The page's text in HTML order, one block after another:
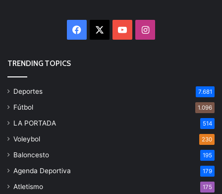
Facebook YouTubeInstagram
TRENDING TOPICS
Deportes 7.681
Fútbol 1.096
LA PORTADA 514
Voleybol 230
Baloncesto 195
Agenda Deportiva 179
Atletismo 175